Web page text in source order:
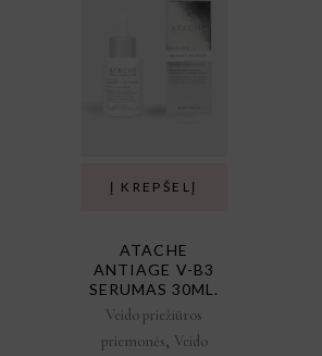
Į KREPŠELĮ
ATACHE
ANTIAGE V-B3
SERUMAS 30ML.
Veido priežiūros
priemonės, Veido